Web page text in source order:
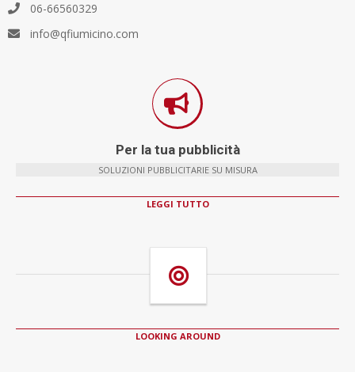
06-66560329
info@qfiumicino.com
Per la tua pubblicità
SOLUZIONI PUBBLICITARIE SU MISURA
LEGGI TUTTO
LOOKING AROUND